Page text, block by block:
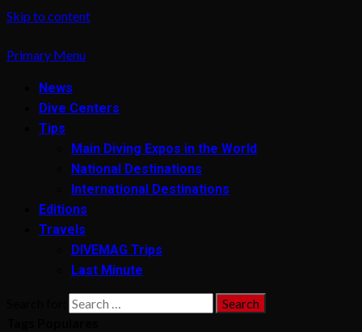
Skip to content
Primary Menu
News
Dive Centers
Tips
Main Diving Expos in the World
National Destinations
International Destinations
Editions
Travels
DIVEMAG Trips
Last Minute